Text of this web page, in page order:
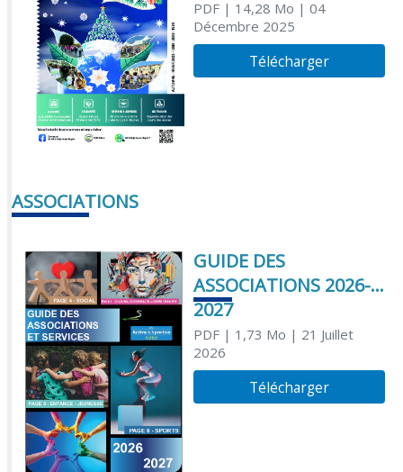
PDF| 14,28 Mo | 04
Décembre 2025
Télécharger
ASSOCIATIONS
GUIDE DES
ASSOCIATIONS 2026-
2027
PDF| 1,73 Mo | 21 Juillet
2026
Télécharger